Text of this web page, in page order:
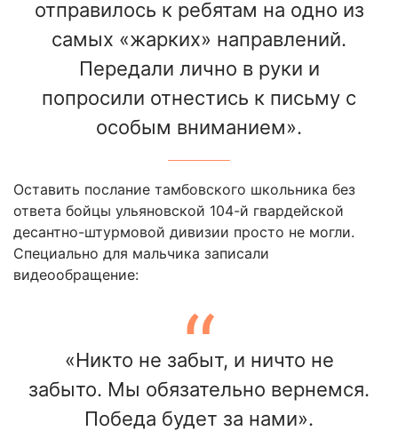
отправилось к ребятам на одно из
самых «жарких» направлений.
Передали лично в руки и
попросили отнестись к письму с
особым вниманием».
Оставить послание тамбовского школьника без
ответа бойцы ульяновской 104-й гвардейской
десантно-штурмовой дивизии просто не могли.
Специально для мальчика записали
видеообращение:
«Никто не забыт, и ничто не
забыто. Мы обязательно вернемся.
Победа будет за нами».